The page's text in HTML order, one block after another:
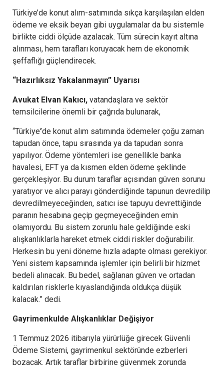
Türkiye’de konut alım-satımında sıkça karşılaşılan elden
ödeme ve eksik beyan gibi uygulamalar da bu sistemle
birlikte ciddi ölçüde azalacak. Tüm sürecin kayıt altına
alınması, hem tarafları koruyacak hem de ekonomik
şeffaflığı güçlendirecek.
“Hazırlıksız Yakalanmayın” Uyarısı
Avukat Elvan Kakıcı, vatandaşlara ve sektör
temsilcilerine önemli bir çağrıda bulunarak,
“Türkiye’de konut alım satımında ödemeler çoğu zaman
tapudan önce, tapu sırasında ya da tapudan sonra
yapılıyor. Ödeme yöntemleri ise genellikle banka
havalesi, EFT ya da kısmen elden ödeme şeklinde
gerçekleşiyor. Bu durum taraflar açısından güven sorunu
yaratıyor ve alıcı parayı gönderdiğinde tapunun devredilip
devredilmeyeceğinden, satıcı ise tapuyu devrettiğinde
paranın hesabına geçip geçmeyeceğinden emin
olamıyordu. Bu sistem zorunlu hale geldiğinde eski
alışkanlıklarla hareket etmek ciddi riskler doğurabilir.
Herkesin bu yeni döneme hızla adapte olması gerekiyor.
Yeni sistem kapsamında işlemler için belirli bir hizmet
bedeli alınacak. Bu bedel, sağlanan güven ve ortadan
kaldırılan risklerle kıyaslandığında oldukça düşük
kalacak.” dedi.
Gayrimenkulde Alışkanlıklar Değişiyor
1 Temmuz 2026 itibarıyla yürürlüğe girecek Güvenli
Ödeme Sistemi, gayrimenkul sektöründe ezberleri
bozacak. Artık taraflar birbirine güvenmek zorunda